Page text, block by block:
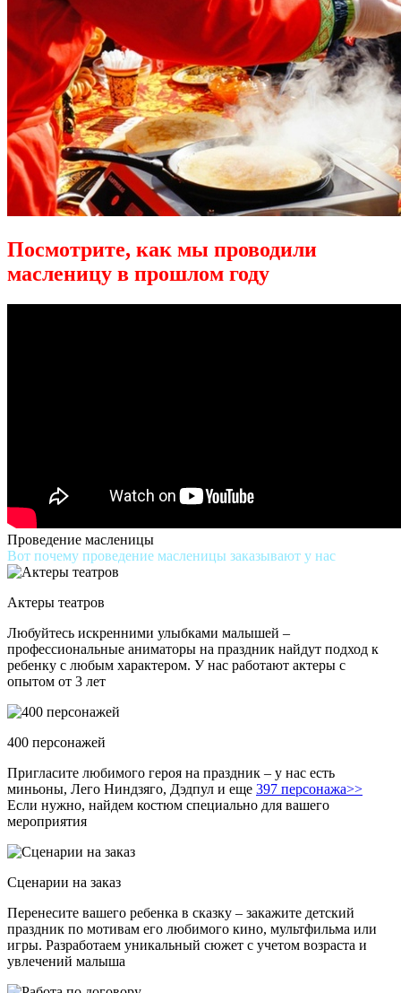
Посмотрите, как мы проводили
масленицу в прошлом году
Проведение масленицы
Вот почему проведение масленицы заказывают у нас
Актеры театров
Любуйтесь искренними улыбками малышей –
профессиональные аниматоры на праздник найдут подход к
ребенку с любым характером. У нас работают актеры с
опытом от 3 лет
400 персонажей
Пригласите любимого героя на праздник – у нас есть
миньоны, Лего Ниндзяго, Дэдпул и еще 397 персонажа>>
Если нужно, найдем костюм специально для вашего
мероприятия
Сценарии на заказ
Перенесите вашего ребенка в сказку – закажите детский
праздник по мотивам его любимого кино, мультфильма или
игры. Разработаем уникальный сюжет с учетом возраста и
увлечений малыша